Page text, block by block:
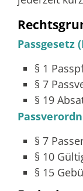
Passgesetz
§ 1
§ 7
§ 19
§ 7
§ 10
§ 15